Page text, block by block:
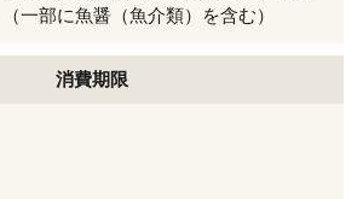
一部に魚醤（魚介類）を含む）
消費期限